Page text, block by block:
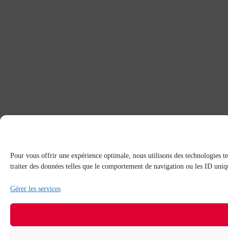
Pour vous offrir une expérience optimale, nous utilisons des technologies
traiter des données telles que le comportement de navigation ou les ID
Gérer les services